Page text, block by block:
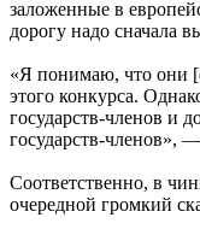
заложенные в
дорогу надо сначала
«Я понимаю, что они
этого конкурса.
государств-членов и
государств-членов»,
Соответственно, в
очередной громкий